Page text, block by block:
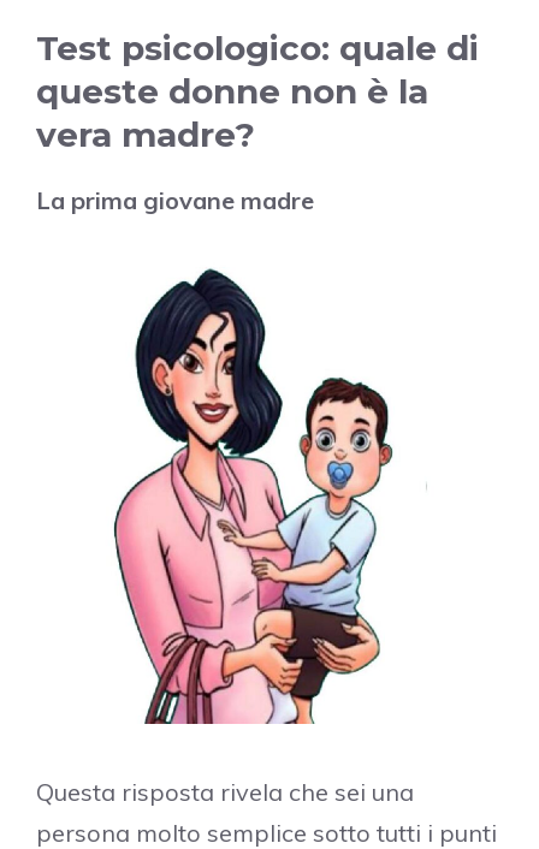
Test psicologico: quale di
queste donne non è la
vera madre?
La prima giovane madre
Questa risposta rivela che sei una
persona molto semplice sotto tutti i punti